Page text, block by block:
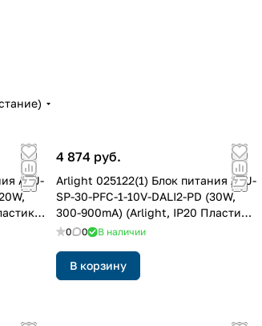
ARJ-
4 874 руб.
Arlight 025122(1) Блок питания ARJ-
SP-30-PFC-1-10V-DALI2-PD (30W,
300-900mA) (Arlight, IP20 Пластик,
5 лет)
0 0 В наличии
В корзину